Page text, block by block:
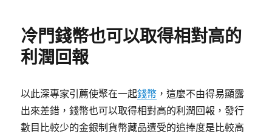
冷門錢幣也可以取得相對高的
利潤回報
以此深專家引薦使聚在一起錢幣 ，這麼不由得易顯露
出來差錯，錢幣也可以取得相對高的利潤回報，發行
數目比較少的金銀制貨幣藏品遭受的追捧度是比較高